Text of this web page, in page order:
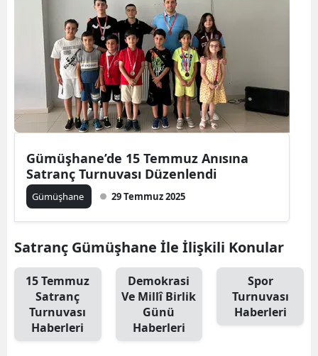
Çankırı
Çorum
Denizli
Diyarbakır
Edirne
Elazığ
Erzincan
Erzurum
Eskişehir
Gaziantep
Gümüşhane
Gümüşhane’de 15 Temmuz Anısına
Satranç Turnuvası Düzenlendi
Gümüşhane 29 Temmuz 2025
Satranç Gümüşhane İle İlişkili Konular
15 Temmuz
Satranç
Turnuvası
Haberleri
Demokrasi
Ve Millî Birlik
Günü
Haberleri
Spor
Turnuvası
Haberleri